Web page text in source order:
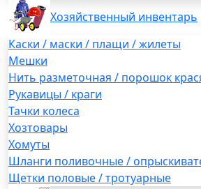
Хозяйственный инвентарь
Каски / маски / плащи / жилеты
Мешки
Нить разметочная / порошок
Рукавицы / краги
Тачки колеса
Хозтовары
Хомуты
Шланги поливочные /
Щетки половые / тротуарные